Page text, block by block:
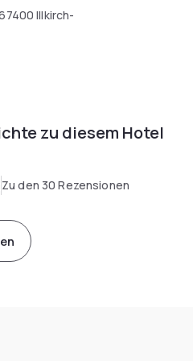
Illkirch-
zu diesem Hotel
Zu den 30 Rezensionen